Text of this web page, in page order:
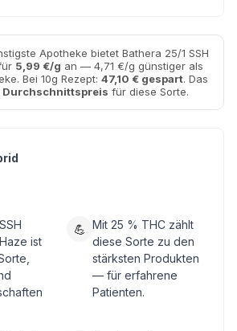
Apotheke bietet Bathera 25/1 SSH
5,99 €/g an — 4,71 €/g günstiger als
Bei 10g Rezept: 47,10 € gespart. Das
Durchschnittspreis für diese Sorte.
ist
💪 Mit 25 % THC zählt
diese Sorte zu den
stärksten Produkten
— für erfahrene
Patienten.